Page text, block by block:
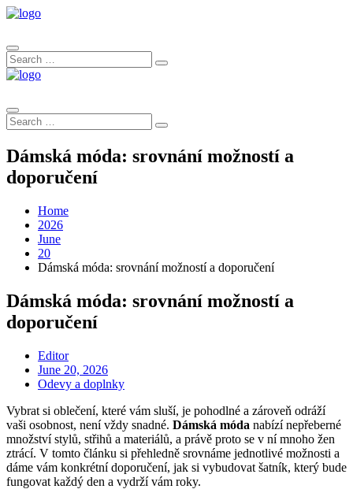
Search
for:
Search
Search
for:
Search
Dámská móda: srovnání možností a
doporučení
Home
2026
June
20
Dámská móda: srovnání možností a doporučení
Dámská móda: srovnání možností a
doporučení
Editor
Posted
on
June 20, 2026
Odevy a doplnky
Vybrat si oblečení, které vám sluší, je pohodlné a zároveň odráží
vaši osobnost, není vždy snadné. Dámská móda nabízí nepřeberné
množství stylů, střihů a materiálů, a právě proto se v ní mnoho žen
ztrácí. V tomto článku si přehledně srovnáme jednotlivé možnosti a
dáme vám konkrétní doporučení, jak si vybudovat šatník, který bude
fungovat každý den a vydrží vám roky.